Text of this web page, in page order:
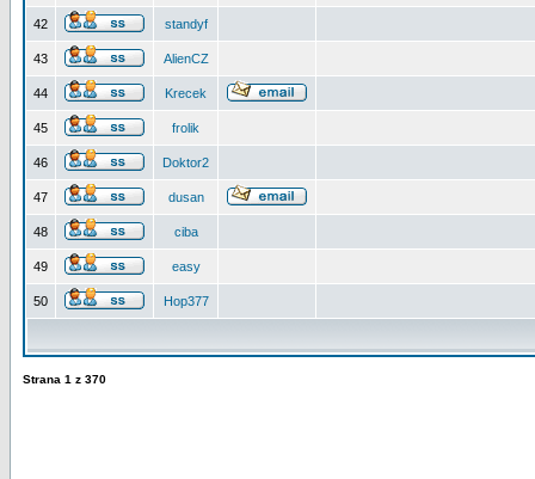
42 standyf
43 AlienCZ
44 Krecek
45 frolik
46 Doktor2
47 dusan
48 ciba
49 easy
50 Hop377
Strana 1 z 370